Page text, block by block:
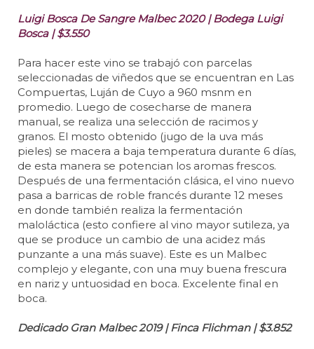
Luigi Bosca De Sangre Malbec 2020 | Bodega Luigi
Bosca | $3.550
Para hacer este vino se trabajó con parcelas
seleccionadas de viñedos que se encuentran en Las
Compuertas, Luján de Cuyo a 960 msnm en
promedio. Luego de cosecharse de manera
manual, se realiza una selección de racimos y
granos. El mosto obtenido (jugo de la uva más
pieles) se macera a baja temperatura durante 6 días,
de esta manera se potencian los aromas frescos.
Después de una fermentación clásica, el vino nuevo
pasa a barricas de roble francés durante 12 meses
en donde también realiza la fermentación
maloláctica (esto confiere al vino mayor sutileza, ya
que se produce un cambio de una acidez más
punzante a una más suave). Este es un Malbec
complejo y elegante, con una muy buena frescura
en nariz y untuosidad en boca. Excelente final en
boca.
Dedicado Gran Malbec 2019 | Finca Flichman | $3.852